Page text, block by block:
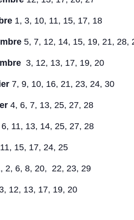
1, 3, 10, 11, 15, 17, 18
5, 7, 12, 14, 15, 19, 21, 28,
3, 12, 13, 17, 19, 20
7, 9, 10, 16, 21, 23, 24, 30
4, 6, 7, 13, 25, 27, 28
6, 11, 13, 14, 25, 27, 28
11, 15, 17, 24, 25
2, 6, 8, 20, 22, 23, 29
3, 12, 13, 17, 19, 20